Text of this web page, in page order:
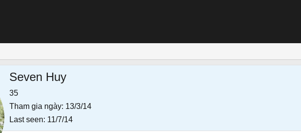
Seven Huy
35
Tham gia ngày 13/3/14
Last seen 11/7/14